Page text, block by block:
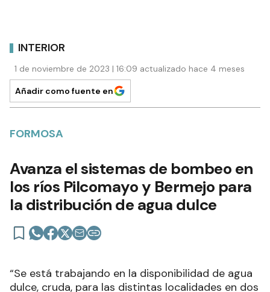
INTERIOR
1 de noviembre de 2023 | 16:09 actualizado hace 4 meses
Añadir como fuente en
FORMOSA
Avanza el sistemas de bombeo en
los ríos Pilcomayo y Bermejo para
la distribución de agua dulce
“Se está trabajando en la disponibilidad de agua
dulce, cruda, para las distintas localidades en dos